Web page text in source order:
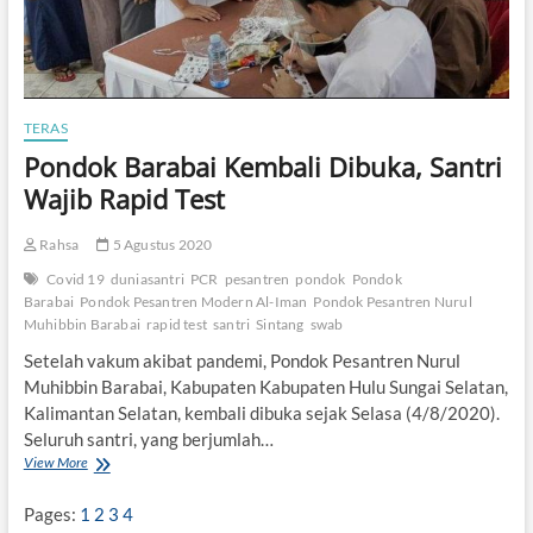
TERAS
Pondok Barabai Kembali Dibuka, Santri
Wajib Rapid Test
Rahsa
5 Agustus 2020
Covid 19 duniasantri PCR pesantren pondok Pondok
Barabai Pondok Pesantren Modern Al-Iman Pondok Pesantren Nurul
Muhibbin Barabai rapid test santri Sintang swab
Setelah vakum akibat pandemi, Pondok Pesantren Nurul
Muhibbin Barabai, Kabupaten Kabupaten Hulu Sungai Selatan,
Kalimantan Selatan, kembali dibuka sejak Selasa (4/8/2020).
Seluruh santri, yang berjumlah…
View MoreP
d
Pages: 1 2 3 4